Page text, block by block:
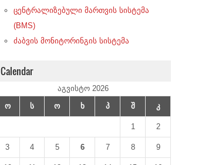
ცენტრალიზებული მართვის სისტემა
(BMS)
ძაბვის მონიტორინგის სისტემა
Calendar
აგვისტო 2026
ო
ს ო ხ პ შ კ
1 2
3 4 5 6 7 8 9